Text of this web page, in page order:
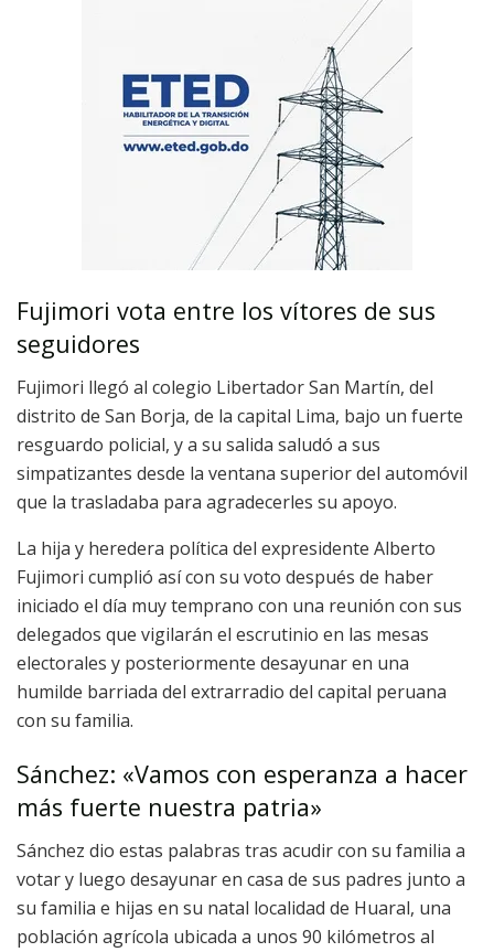
Fujimori vota entre los vítores de sus
seguidores
Fujimori llegó al colegio Libertador San Martín, del
distrito de San Borja, de la capital Lima, bajo un fuerte
resguardo policial, y a su salida saludó a sus
simpatizantes desde la ventana superior del automóvil
que la trasladaba para agradecerles su apoyo.
La hija y heredera política del expresidente Alberto
Fujimori cumplió así con su voto después de haber
iniciado el día muy temprano con una reunión con sus
delegados que vigilarán el escrutinio en las mesas
electorales y posteriormente desayunar en una
humilde barriada del extrarradio del capital peruana
con su familia.
Sánchez: «Vamos con esperanza a hacer
más fuerte nuestra patria»
Sánchez dio estas palabras tras acudir con su familia a
votar y luego desayunar en casa de sus padres junto a
su familia e hijas en su natal localidad de Huaral, una
población agrícola ubicada a unos 90 kilómetros al